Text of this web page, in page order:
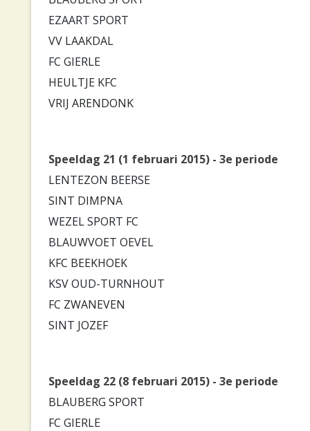
EZAART SPORT
VV LAAKDAL
FC GIERLE
HEULTJE KFC
VRIJ ARENDONK
Speeldag 21 (1 februari 2015) - 3e periode
LENTEZON BEERSE
SINT DIMPNA
WEZEL SPORT FC
BLAUWVOET OEVEL
KFC BEEKHOEK
KSV OUD-TURNHOUT
FC ZWANEVEN
SINT JOZEF
Speeldag 22 (8 februari 2015) - 3e periode
BLAUBERG SPORT
FC GIERLE